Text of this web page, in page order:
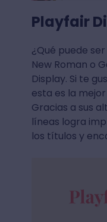
Playfair
¿Qué puede
New Roman o
Display. Si te
esta es la
Gracias a sus
líneas logra
los títulos y